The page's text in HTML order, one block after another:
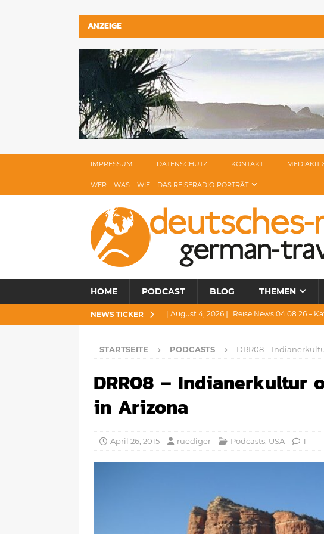
ANZEIGE
IMPRESSUM DATENSCHUTZ KONTAKT MEDIAKIT
WER – WAS – WIE – DAS REISERADIO-PORTRÄT
HOME PODCAST BLOG THEMEN
NEWS TICKER [ August 4, 2026 ] Reise News 04.08.26 –
[ Juli 28, 2026 ] Reise News 28.07.26 –
[ Juli 23, 2026 ] Reise News 23.07.26 –
Reise News 06.08.26 –
STARTSEITE PODCASTS DRR08 –
DRR08 – Indianerkultur
in Arizona
April 26, 2015 ruediger Podcasts USA 1